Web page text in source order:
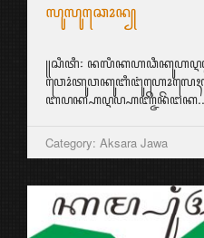
ꦭꦸꦭꦸꦕꦺꦴꦤ꧀
꧋ꦱꦶꦠꦶ꧇
Category: Aksara Jawa